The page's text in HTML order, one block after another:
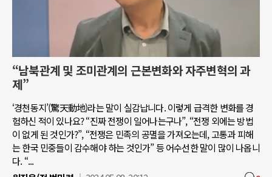
“남북관계 및 조미관계의 근본변화와 자주변혁의 과
제”
‘경천동지’(驚天動地)라는 말이 실감납니다. 이렇게 급격한 변화를 경
험하신 적이 있나요? “진짜 전쟁이 일어나는구나”, “전쟁 외에는 방법
이 없게 된 것인가?”, “전쟁은 민족의 공멸을 가져오는데, 고통과 피해
는 한국 민중들이 감수해야 하는 것인가” 등 어수선한 말이 많이 나옵니
다. “...